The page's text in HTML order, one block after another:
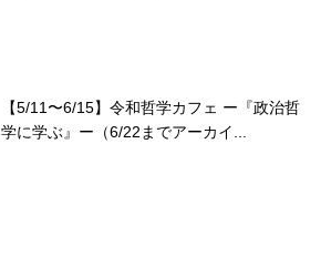
【5/11〜6/15】令和哲学カフェ ー『政治哲
学に学ぶ』ー（6/22までアーカイ...